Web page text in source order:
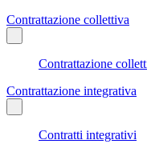
Contrattazione collettiva
Contrattazione
Contrattazione integrativa
Contratti integrativi